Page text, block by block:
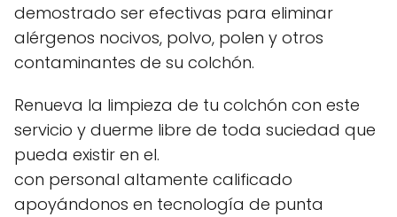
demostrado ser efectivas para eliminar
alérgenos nocivos, polvo, polen y otros
contaminantes de su colchón.
Renueva la limpieza de tu colchón con este
servicio y duerme libre de toda suciedad que
pueda existir en el.
con personal altamente calificado
apoyándonos en tecnología de punta